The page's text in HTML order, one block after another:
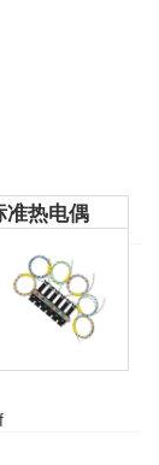
准热电偶